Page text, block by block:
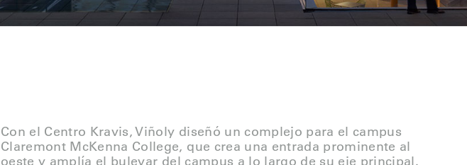
Con el Centro Kravis, Viñoly diseñó un complejo para el campus
Claremont McKenna College, que crea una entrada prominente al
oeste y amplía el bulevar del campus a lo largo de su eje principal.